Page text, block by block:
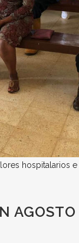
hospitalarios